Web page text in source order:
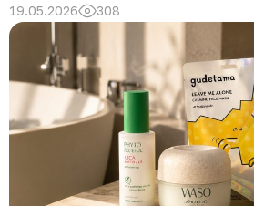
19.05.2026 308